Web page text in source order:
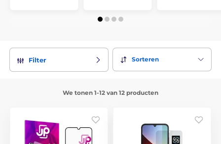
Filter Sorteren
We tonen 1-12 van 12 producten